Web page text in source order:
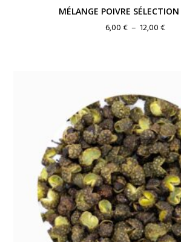
MÉLANGE POIVRE
6,00€ – 12,00€Plage
12,00